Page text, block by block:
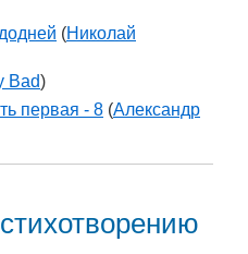
(Николай
Bad)
первая - 8 (Александр